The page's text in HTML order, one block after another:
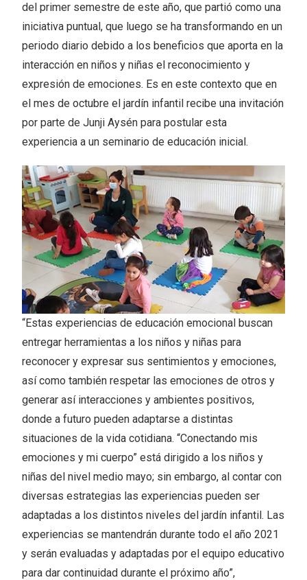
del primer semestre de este año, que partió como una
iniciativa puntual, que luego se ha transformando en un
periodo diario debido a los beneficios que aporta en la
interacción en niños y niñas el reconocimiento y
expresión de emociones. Es en este contexto que en
el mes de octubre el jardín infantil recibe una invitación
por parte de Junji Aysén para postular esta
experiencia a un seminario de educación inicial.
“Estas experiencias de educación emocional buscan
entregar herramientas a los niños y niñas para
reconocer y expresar sus sentimientos y emociones,
así como también respetar las emociones de otros y
generar así interacciones y ambientes positivos,
donde a futuro pueden adaptarse a distintas
situaciones de la vida cotidiana. “Conectando mis
emociones y mi cuerpo” está dirigido a los niños y
niñas del nivel medio mayo; sin embargo, al contar con
diversas estrategias las experiencias pueden ser
adaptadas a los distintos niveles del jardín infantil. Las
experiencias se mantendrán durante todo el año 2021
y serán evaluadas y adaptadas por el equipo educativo
para dar continuidad durante el próximo año”,